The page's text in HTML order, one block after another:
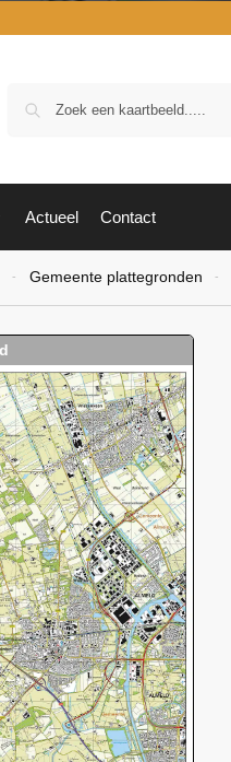
Actueel Contact
- Gemeente plattegronden -